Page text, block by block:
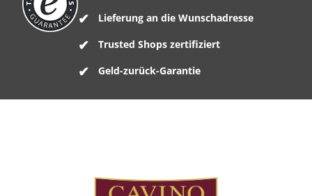
Lieferung an die Wunschadresse
Trusted Shops zertifiziert
Geld-zurück-Garantie